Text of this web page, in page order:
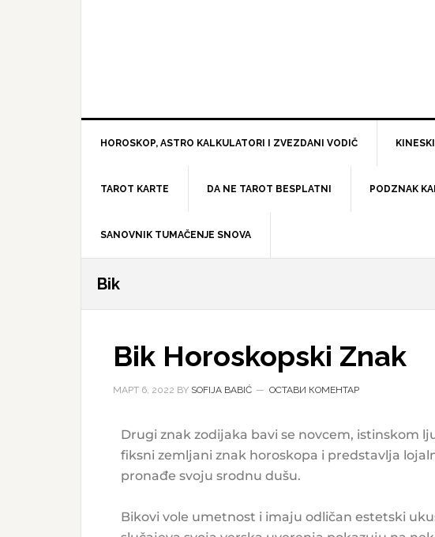
HOROSKOP, ASTRO KALKULATORI I ZVEZDANI VODIČ
TAROT KARTE DA NE TAROT BESPLATNI PODZNAK
SANOVNIK TUMAČENJE SNOVA
Bik
Bik Horoskopski Znak
МАРТ 6, 2022 BY SOFIJA BABIĆ ОСТАВИ КОМЕНТАР
Drugi znak zodijaka bavi se novcem, istinskom
fiksni zemljani znak horoskopa i predstavlja
pronađe svoju srodnu dušu.
Bikovi vole umetnost i imaju odličan estetski